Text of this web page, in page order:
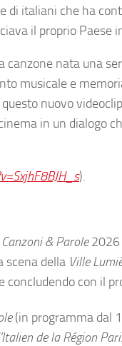
di italiani che ha
il proprio Paese
canzone nata una
musicale e
nuovo
in un dialogo
).
Canzoni & Parole2026
scena della Ville
con il
(in programma dal
de la Région